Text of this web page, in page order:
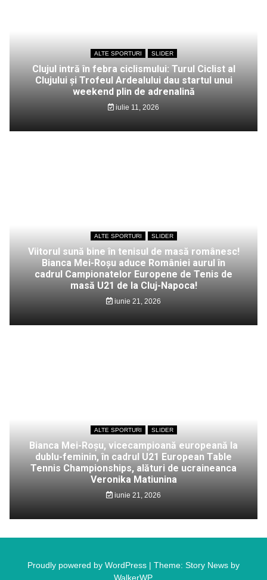
ALTE SPORTURI SLIDER
Clujul intră în febra ciclismului: Turul Ciclist al
Clujului și Trofeul Ardealului dau startul unui
weekend plin de adrenalină
iulie 11, 2026
ALTE SPORTURI SLIDER
Viitorul sună bine în tenisul de masă românesc!
Bianca Mei-Roșu aduce României aurul în
cadrul Campionatelor Europene de Tenis de
masă U21 de la Cluj-Napoca!
iunie 21, 2026
ALTE SPORTURI SLIDER
Bianca Mei-Roșu, vicecampioană europeană la
dublu-feminin, în cadrul U21 European Table
Tennis Championships, alături de ucraineanca
Veronika Matiunina
iunie 21, 2026
Proudly powered by WordPress | Theme: Story News by
WalkerWP.